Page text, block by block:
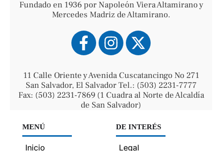
Fundado en 1936 por Napoleón Viera Altamirano y
Mercedes Madriz de Altamirano.
11 Calle Oriente y Avenida Cuscatancingo No 271
San Salvador, El Salvador Tel.: (503) 2231-7777
Fax: (503) 2231-7869 (1 Cuadra al Norte de Alcaldía
de San Salvador)
MENÚ
Inicio
DE INTERÉS
Legal